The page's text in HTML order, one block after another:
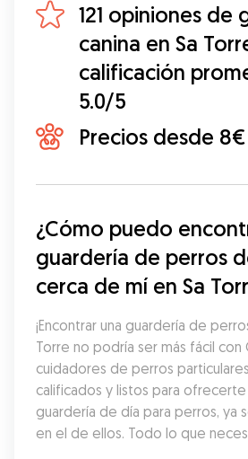
121 opiniones de
canina en Sa
calificación
5.0/5
Precios desde
¿Cómo puedo
guardería de perros
cerca de mí en Sa
¡Encontrar una guardería de
Torre no podría ser más fácil con
cuidadores de perros
calificados y listos para
guardería de día para perros, ya
en el de ellos. Todo lo que